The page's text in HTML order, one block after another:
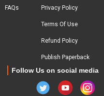
FAQs Privacy Policy
Terms Of Use
Refund Policy
Publish Paperback
Follow Us on social media